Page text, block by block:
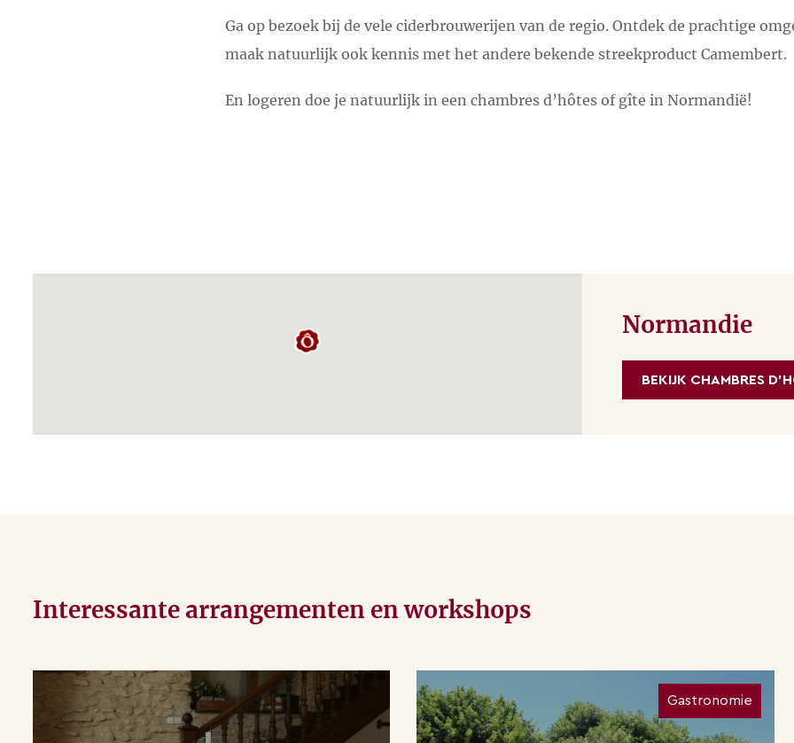
Ga op bezoek bij de vele ciderbrouwerijen van de regio. Ontdek de prachtige
maak natuurlijk ook kennis met het andere bekende streekproduct Camembert.
En logeren doe je natuurlijk in een chambres d’hôtes of gîte in Normandië!
Normandie
BEKIJK CHAMBRES
Interessante arrangementen en workshops
Gastronomie